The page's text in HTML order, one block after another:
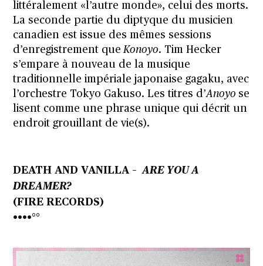
littéralement «l’autre monde», celui des morts.
La seconde partie du diptyque du musicien
canadien est issue des mêmes sessions
d’enregistrement que Konoyo. Tim Hecker
s’empare à nouveau de la musique
traditionnelle impériale japonaise gagaku, avec
l’orchestre Tokyo Gakuso. Les titres d’Anoyo se
lisent comme une phrase unique qui décrit un
endroit grouillant de vie(s).
DEATH AND VANILLA –ARE YOU A
DREAMER?
(FIRE RECORDS)
••••°°